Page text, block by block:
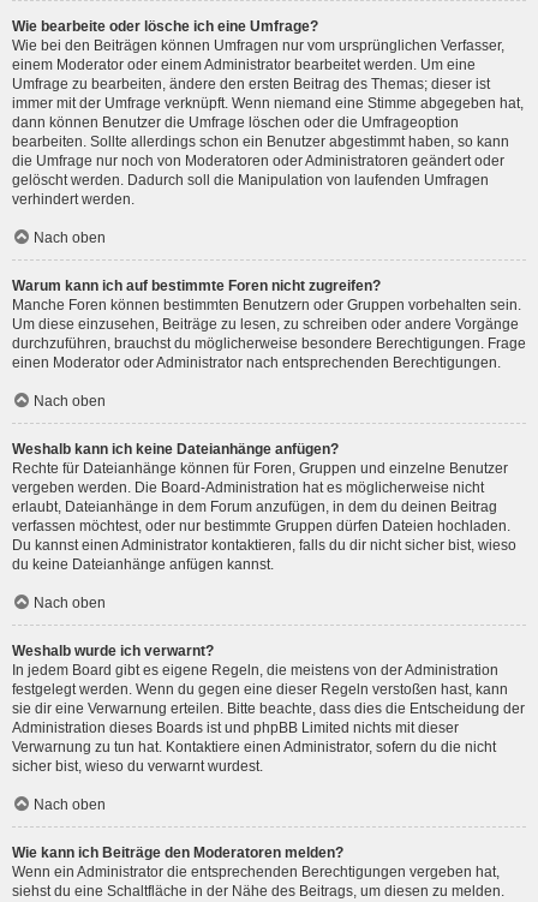
Wie bearbeite oder lösche ich eine Umfrage?
Wie bei den Beiträgen können Umfragen nur vom ursprünglichen Verfasser,
einem Moderator oder einem Administrator bearbeitet werden. Um eine
Umfrage zu bearbeiten, ändere den ersten Beitrag des Themas; dieser ist
immer mit der Umfrage verknüpft. Wenn niemand eine Stimme abgegeben hat,
dann können Benutzer die Umfrage löschen oder die Umfrageoption
bearbeiten. Sollte allerdings schon ein Benutzer abgestimmt haben, so kann
die Umfrage nur noch von Moderatoren oder Administratoren geändert oder
gelöscht werden. Dadurch soll die Manipulation von laufenden Umfragen
verhindert werden.
Nach oben
Warum kann ich auf bestimmte Foren nicht zugreifen?
Manche Foren können bestimmten Benutzern oder Gruppen vorbehalten sein.
Um diese einzusehen, Beiträge zu lesen, zu schreiben oder andere Vorgänge
durchzuführen, brauchst du möglicherweise besondere Berechtigungen. Frage
einen Moderator oder Administrator nach entsprechenden Berechtigungen.
Nach oben
Weshalb kann ich keine Dateianhänge anfügen?
Rechte für Dateianhänge können für Foren, Gruppen und einzelne Benutzer
vergeben werden. Die Board-Administration hat es möglicherweise nicht
erlaubt, Dateianhänge in dem Forum anzufügen, in dem du deinen Beitrag
verfassen möchtest, oder nur bestimmte Gruppen dürfen Dateien hochladen.
Du kannst einen Administrator kontaktieren, falls du dir nicht sicher bist, wieso
du keine Dateianhänge anfügen kannst.
Nach oben
Weshalb wurde ich verwarnt?
In jedem Board gibt es eigene Regeln, die meistens von der Administration
festgelegt werden. Wenn du gegen eine dieser Regeln verstoßen hast, kann
sie dir eine Verwarnung erteilen. Bitte beachte, dass dies die Entscheidung der
Administration dieses Boards ist und phpBB Limited nichts mit dieser
Verwarnung zu tun hat. Kontaktiere einen Administrator, sofern du die nicht
sicher bist, wieso du verwarnt wurdest.
Nach oben
Wie kann ich Beiträge den Moderatoren melden?
Wenn ein Administrator die entsprechenden Berechtigungen vergeben hat,
siehst du eine Schaltfläche in der Nähe des Beitrags, um diesen zu melden.